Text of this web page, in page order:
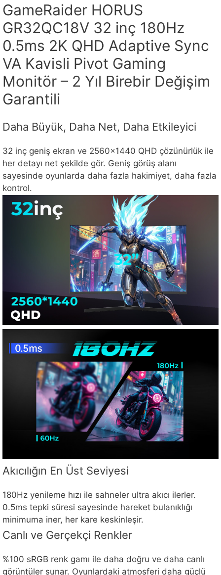
GameRaider HORUS
GR32QC18V 32 inç 180Hz
0.5ms 2K QHD Adaptive Sync
VA Kavisli Pivot Gaming
Monitör – 2 Yıl Birebir Değişim
Garantili
Daha Büyük, Daha Net, Daha Etkileyici
32 inç geniş ekran ve 2560×1440 QHD çözünürlük ile
her detayı net şekilde gör. Geniş görüş alanı
sayesinde oyunlarda daha fazla hakimiyet, daha fazla
kontrol.
Akıcılığın En Üst Seviyesi
180Hz yenileme hızı ile sahneler ultra akıcı ilerler.
0.5ms tepki süresi sayesinde hareket bulanıklığı
minimuma iner, her kare keskinleşir.
Canlı ve Gerçekçi Renkler
%100 sRGB renk gamı ile daha doğru ve daha canlı
görüntüler sunar. Oyunlardaki atmosferi daha güçlü